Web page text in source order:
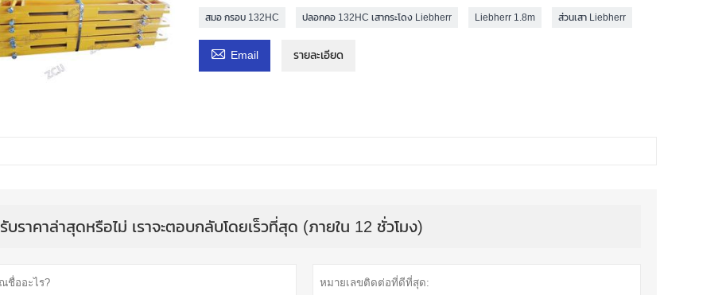
สมอ กรอบ 132HC ปลอกคอ 132HC เสากระโดง Liebherr Liebherr 1.8m ส่วนเสา Liebherr
 Email รายละเอียด
รับราคาล่าสุดหรือไม่ เราจะตอบกลับโดยเร็วที่สุด (ภายใน 12 ชั่วโมง)